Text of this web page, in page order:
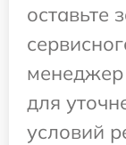
оставьте
менеджер
для
условий